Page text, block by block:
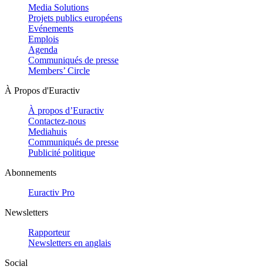
Media Solutions
Projets publics européens
Evénements
Emplois
Agenda
Communiqués de presse
Members’ Circle
À Propos d'Euractiv
À propos d’Euractiv
Contactez-nous
Mediahuis
Communiqués de presse
Publicité politique
Abonnements
Euractiv Pro
Newsletters
Rapporteur
Newsletters en anglais
Social